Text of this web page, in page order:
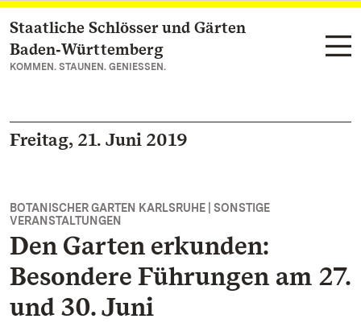
Zum Hauptinhalt springen
Staatliche Schlösser und Gärten
Baden‑Württemberg
KOMMEN. STAUNEN. GENIESSEN.
Freitag, 21. Juni 2019
BOTANISCHER GARTEN KARLSRUHE | SONSTIGE
VERANSTALTUNGEN
Den Garten erkunden:
Besondere Führungen am 27.
und 30. Juni